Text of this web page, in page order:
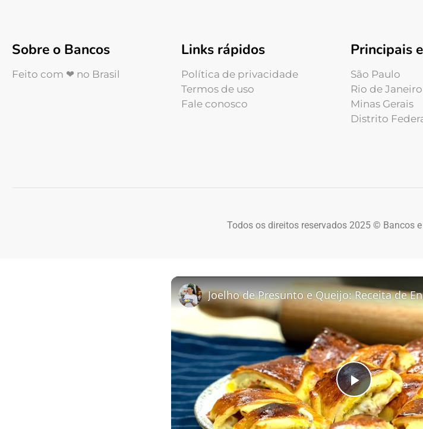
Sobre o Bancos
Feito com ❤ no Brasil
Links rápidos
Política de privacidade
Termos de uso
Fale conosco
Principais
São Paulo
Rio de Janeiro
Minas Gerais
Distrito
Todos os direitos reservados 2025 © Bancos
Play